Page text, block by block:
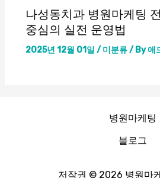
나성동치과 병원마케팅
중심의 실전 운영법
2025년 12월 01일 / 미분류/ By애
병원마케팅
블로그
저작권 © 2026 병원마